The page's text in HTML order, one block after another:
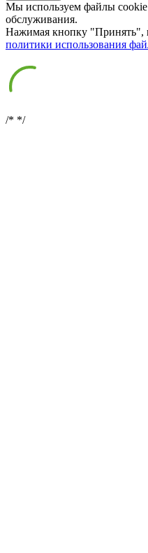
Мы используем файлы
обслуживания.
Нажимая кнопку "Принять",
политики использования
/* */